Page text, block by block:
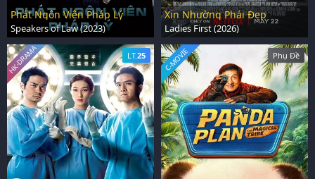
Phát Ngôn Viên Pháp Lý
Speakers of Law (2023)
Xin Nhường Phái Đẹp
Ladies First (2026)
LT.25
HK-DRAMA Phụ Đề
C-MOVIE